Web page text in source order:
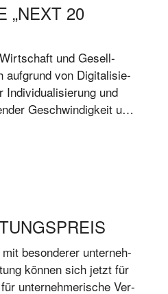
„NEXT 20
auf­grund von Di­gi­ta­li­sie­
In­di­vi­dua­li­sie­rung und
Ge­schwin­dig­keit und
be­son­de­rer un­ter­neh­
kön­nen sich jetzt für
un­ter­neh­me­ri­sche Ver­